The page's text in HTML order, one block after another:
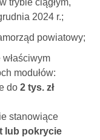
trybie ciągłym,
2024 r.;
powiatowy;
modułów:
do 2 tys. zł
stanowiące
lub pokrycie